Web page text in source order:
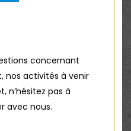
concernant
activités à venir
n’hésitez pas à
avec nous.